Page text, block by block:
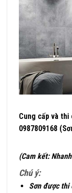
Cung cấp và
0987809168
(Cam kết:
Chú ý:
Sơn được thi